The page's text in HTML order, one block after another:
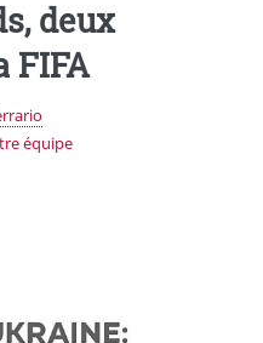
deux
FIFA
équipe